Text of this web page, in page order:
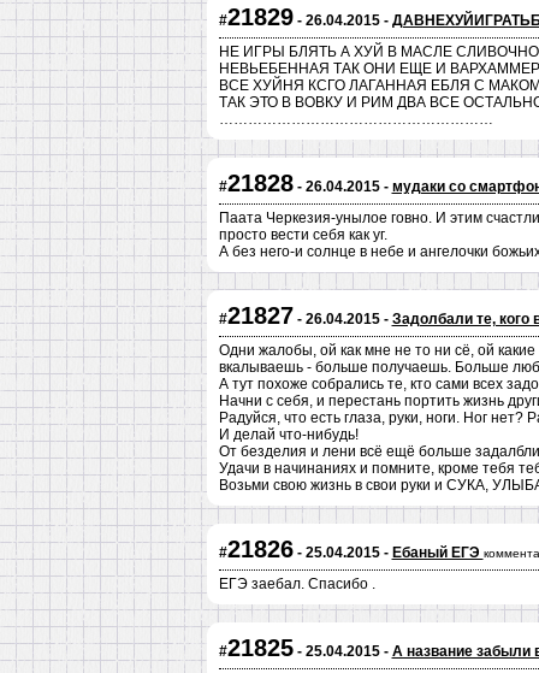
#21829- 26.04.2015 -
НЕ ИГРЫ БЛЯТЬ А ХУЙ В МАСЛЕ
НЕВЬЕБЕННАЯ ТАК ОНИ ЕЩЕ И
ВСЕ ХУЙНЯ КСГО ЛАГАННАЯ ЕБЛЯ С
ТАК ЭТО В ВОВКУ И РИМ ДВА ВСЕ
…………………………………………………
#21828- 26.04.2015 - мудаки со
Паата Черкезия-унылое говно. И этим
просто вести себя как уг.
А без него-и солнце в небе и ангелочки
#21827 - 26.04.2015 - Задолбали те, кого
Одни жалобы, ой как мне не то ни сё, ой
вкалываешь - больше получаешь. Больше
А тут похоже собрались те, кто сами всех
Начни с себя, и перестань портить жизнь
Радуйся, что есть глаза, руки, ноги. Ног нет?
И делай что-нибудь!
От безделия и лени всё ещё больше
Удачи в начинаниях и помните, кроме тебя
Возьми свою жизнь в свои руки и СУКА,
#21826- 25.04.2015 - Ебаный ЕГЭ
ЕГЭ заебал. Спасибо .
#21825- 25.04.2015 - А название забыли